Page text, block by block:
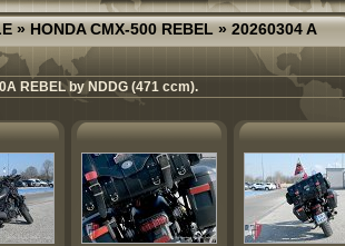
»HONDA CMX-500 REBEL» 20260304 A
REBEL by NDDG (471 ccm).